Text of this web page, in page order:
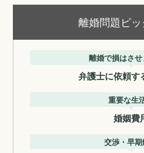
離婚問題ピ
離婚で損はさせ
弁護士に依頼す
重要な生
婚姻費
交渉・早